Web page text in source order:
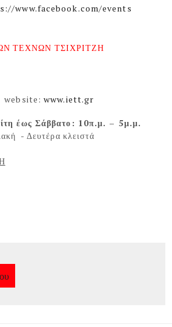
www.facebook.com/events
ΤΕΧΝΩΝ ΤΣΙΧΡΙΤΖΗ
website:www.iett.gr
έως Σάββατο: 10π.μ. – 5μ.μ.
- Δευτέρα κλειστά